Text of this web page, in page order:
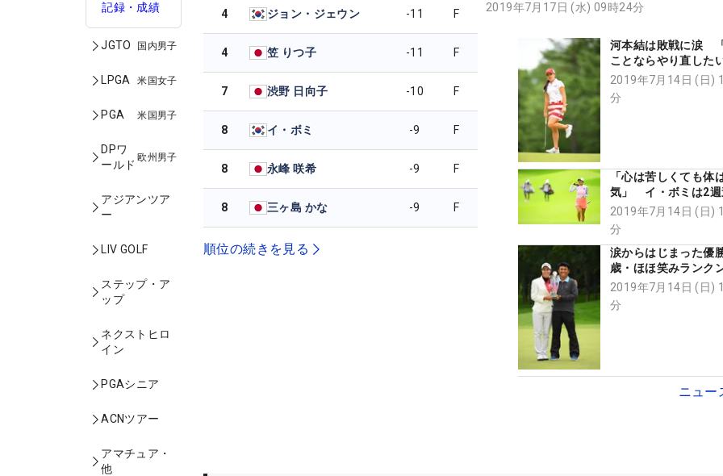
記録・成績
JGTO 国内男子
LPGA 米国女子
PGA 米国男子
DPワ
ールド
欧州男子
アジアンツア
ー
LIV GOLF
ステップ・ア
ップ
ネクストヒロ
イン
PGAシニア
ACNツアー
アマチュア・
他
4 ジョン・ジェウン -11 F
4 笠 りつ子 -11 F
7 渋野 日向子 -10 F
8 イ・ボミ -9 F
8 永峰 咲希 -9 F
8 三ヶ島 かな -9 F
順位の続きを見る
2019年7月17日 (水) 09時24分
河本結は敗戦に涙
ことならやり直した
の一打
2019年7月14日 (日)
分
「心は苦しくても体
気」 イ・ボミは2週
プ10で復活間近
2019年7月14日 (日)
分
涙からはじまった
歳・ほほ笑みランク
果たしたシンデレラ
2019年7月14日 (日)
分
ニュー